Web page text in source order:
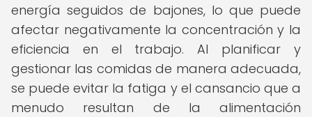
energía seguidos de bajones, lo que puede
afectar negativamente la concentración y la
eficiencia en el trabajo. Al planificar y
gestionar las comidas de manera adecuada,
se puede evitar la fatiga y el cansancio que a
menudo resultan de la alimentación